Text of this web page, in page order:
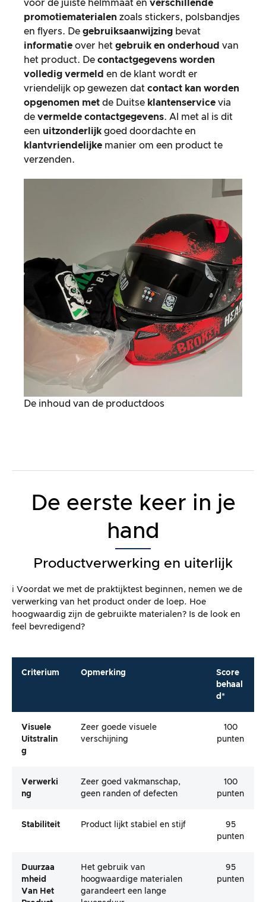
voor de juiste helmmaat en verschillende
promotiematerialen zoals stickers, polsbandjes
en flyers. De gebruiksaanwijzing bevat
informatie over het gebruik en onderhoud van
het product. De contactgegevens worden
volledig vermeld en de klant wordt er
vriendelijk op gewezen dat contact kan worden
opgenomen met de Duitse klantenservice via
de vermelde contactgegevens. Al met al is dit
een uitzonderlijk goed doordachte en
klantvriendelijke manier om een product te
verzenden.
De inhoud van de productdoos
De eerste keer in je
hand
Productverwerking en uiterlijk
ℹ️ Voordat we met de praktijktest beginnen, nemen we de
verwerking van het product onder de loep. Hoe
hoogwaardig zijn de gebruikte materialen? Is de look en
feel bevredigend?
Criterium Opmerking
Score
behaal
d*
Visuele
Uitstralin
G
Zeer goede visuele
verschijning
100
punten
Verwerki
Ng
Zeer goed vakmanschap,
geen randen of defecten
100
punten
Stabiliteit Product lijkt stabiel en stijf
95
punten
Duurzaa
Mheid
Van Het
Het gebruik van
hoogwaardige materialen
garandeert een lange
95
punten